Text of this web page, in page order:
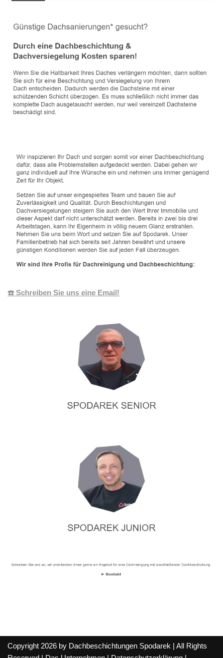
☎️ Schreiben Sie uns eine Email!
Copyright 2026 by Dachbeschichtungen Spodarek | All Rights